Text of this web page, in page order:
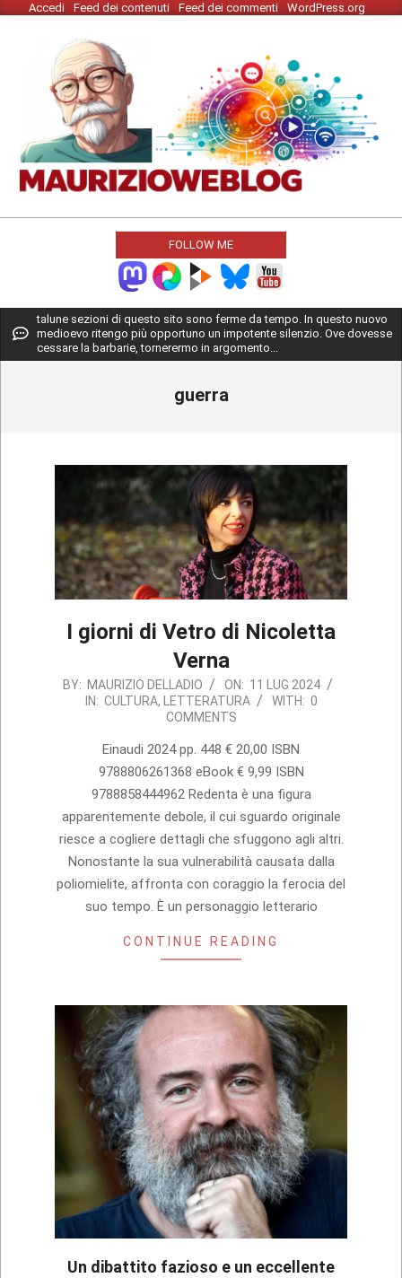
Skip Accedi Feed dei contenuti Feed dei commenti WordPress.org
MAURIZIO
WEBLOG
FOLLOW ME
Primary
Navigation
Menu
talune sezioni di questo sito sono ferme da tempo. In questo nuovo
medioevo ritengo più opportuno un impotente silenzio. Ove dovesse
cessare la barbarie, tornerermo in argomento...
guerra
I giorni di Vetro di Nicoletta
Verna
2024-
BY: MAURIZIO DELLADIO ON: 11 LUG 2024
IN: CULTURA, LETTERATURA WITH: 0
COMMENTS
Einaudi 2024 pp. 448 € 20,00 ISBN
9788806261368 eBook € 9,99 ISBN
9788858444962 Redenta è una figura
apparentemente debole, il cui sguardo originale
riesce a cogliere dettagli che sfuggono agli altri.
Nonostante la sua vulnerabilità causata dalla
poliomielite, affronta con coraggio la ferocia del
suo tempo. È un personaggio letterario
CONTINUE READING
Un dibattito fazioso e un eccellente